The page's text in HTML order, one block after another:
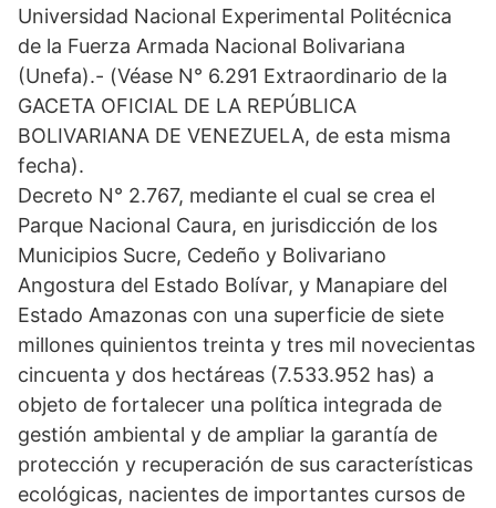
Universidad Nacional Experimental Politécnica
de la Fuerza Armada Nacional Bolivariana
(Unefa).- (Véase N° 6.291 Extraordinario de la
GACETA OFICIAL DE LA REPÚBLICA
BOLIVARIANA DE VENEZUELA, de esta misma
fecha).
Decreto N° 2.767, mediante el cual se crea el
Parque Nacional Caura, en jurisdicción de los
Municipios Sucre, Cedeño y Bolivariano
Angostura del Estado Bolívar, y Manapiare del
Estado Amazonas con una superficie de siete
millones quinientos treinta y tres mil novecientas
cincuenta y dos hectáreas (7.533.952 has) a
objeto de fortalecer una política integrada de
gestión ambiental y de ampliar la garantía de
protección y recuperación de sus características
ecológicas, nacientes de importantes cursos de